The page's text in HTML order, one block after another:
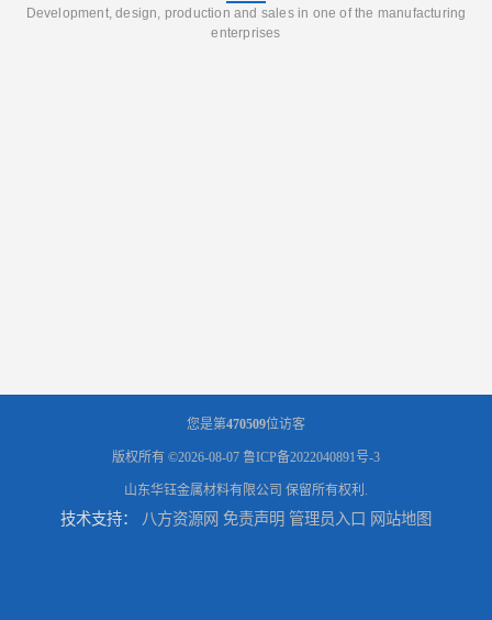
Development, design, production and sales in one of the manufacturing
enterprises
您是第470509位访客
版权所有 ©2026-08-07 鲁ICP备2022040891号-3
山东华钰金属材料有限公司 保留所有权利.
技术支持： 八方资源网 免责声明 管理员入口 网站地图